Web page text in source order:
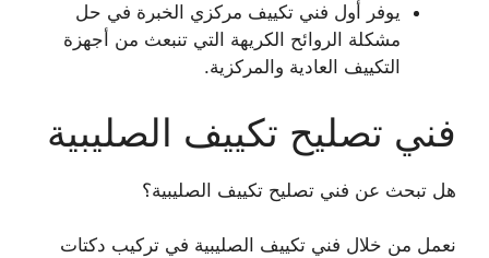
يوفر أول فني تكييف مركزي الخبرة في حل
مشكلة الروائح الكريهة التي تنبعث من أجهزة
التكييف العادية والمركزية.
فني تصليح تكييف الصليبية
هل تبحث عن فني تصليح تكييف الصليبية؟
نعمل من خلال فني تكييف الصليبية في تركيب دكتات